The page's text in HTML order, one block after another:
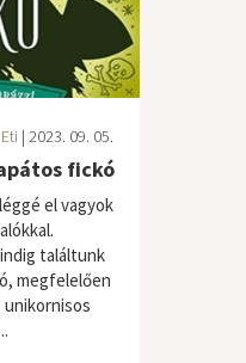
| 2023. 09. 05.
fickó
el vagyok
találtunk
megfelelően
unikornisos